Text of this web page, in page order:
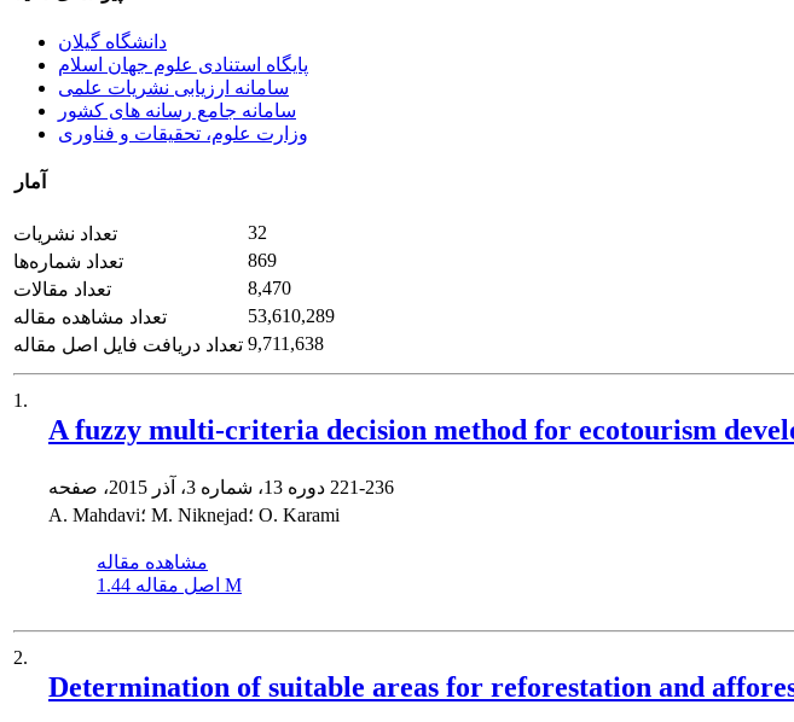
دانشگاه گیلان
پایگاه استنادی علوم جهان اسلام
سامانه ارزیابی نشریات علمی
سامانه جامع رسانه های کشور
وزارت علوم، تحقیقات و فناوری
آمار
تعداد نشریات
32
تعداد شماره‌ها
869
تعداد مقالات
8,470
تعداد مشاهده مقاله
53,610,289
تعداد دریافت فایل اصل مقاله 9,711,638
1.
A fuzzy multi-criteria decision method for ecotourism
221-236
A. Mahdavi؛ M. Niknejad؛ O. Karami
مشاهده مقاله
اصل مقاله 1.44 M
2.
Determination of suitable areas for reforestation and